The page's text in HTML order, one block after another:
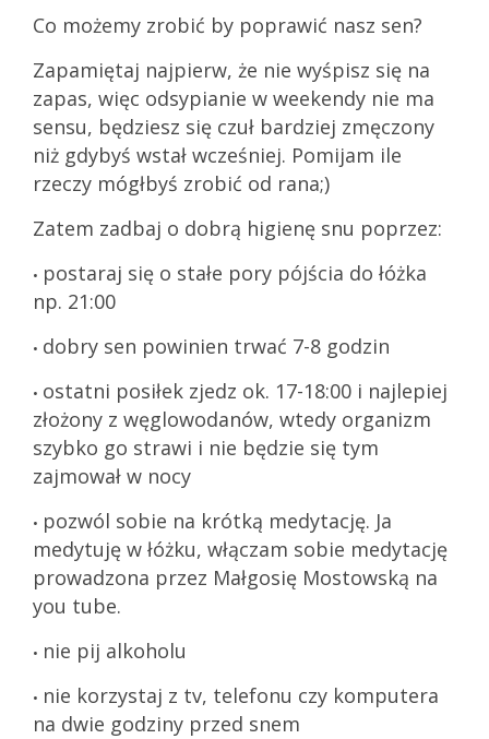
Co możemy zrobić by poprawić nasz sen?
Zapamiętaj najpierw, że nie wyśpisz się na
zapas, więc odsypianie w weekendy nie ma
sensu, będziesz się czuł bardziej zmęczony
niż gdybyś wstał wcześniej. Pomijam ile
rzeczy mógłbyś zrobić od rana;)
Zatem zadbaj o dobrą higienę snu poprzez:
• postaraj się o stałe pory pójścia do łóżka
np. 21:00
• dobry sen powinien trwać 7-8 godzin
• ostatni posiłek zjedz ok. 17-18:00 i najlepiej
złożony z węglowodanów, wtedy organizm
szybko go strawi i nie będzie się tym
zajmował w nocy
• pozwól sobie na krótką medytację. Ja
medytuję w łóżku, włączam sobie medytację
prowadzona przez Małgosię Mostowską na
you tube.
• nie pij alkoholu
• nie korzystaj z tv, telefonu czy komputera
na dwie godziny przed snem